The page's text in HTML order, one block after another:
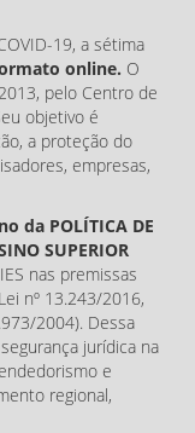
19, a sétima
online. O
pelo Centro de
objetivo é
a proteção do
empresas,
da POLÍTICA DE
SUPERIOR
nas premissas
nº 13.243/2016,
2004). Dessa
jurídica na
e
regional,